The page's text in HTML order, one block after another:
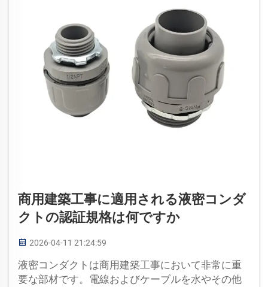
商用建築工事に適用される液密コンダ
クトの認証規格は何ですか
2026-04-11 21:24:59
液密コンダクトは商用建築工事において非常に重
要な部材です。電線およびケーブルを水やその他